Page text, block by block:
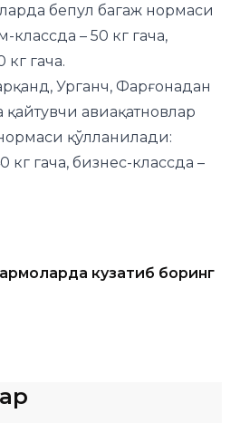
бепул багаж нормаси
– 50 кг гача,
кг гача.
Урганч, Фарғонадан
қайтувчи авиақатновлар
қўлланилади:
кг гача, бизнес-классда –
кузатиб боринг